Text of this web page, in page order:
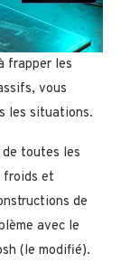
frapper les
vous
les situations.
toutes les
froids et
de
avec le
(le modifié).